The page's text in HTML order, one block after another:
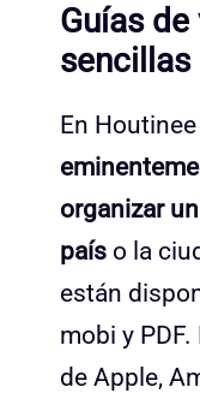
Guías
sencillas
En
organizar
país o la
están
mobi y
de Apple,